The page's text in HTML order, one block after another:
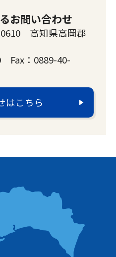
お問い合わせ
高知県高岡郡
Fax：0889-40-
はこちら